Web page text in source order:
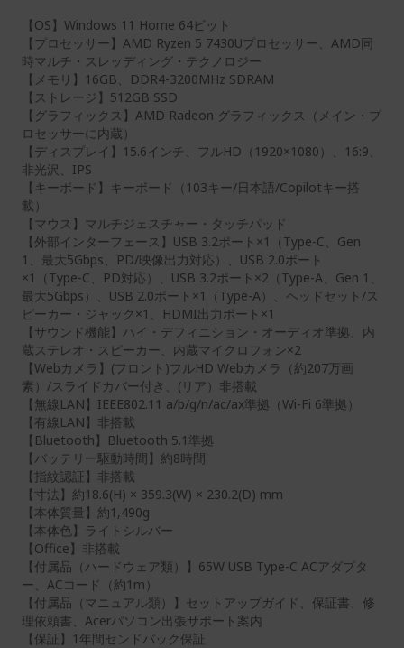
【OS】Windows 11 Home 64ビット
【プロセッサー】AMD Ryzen 5 7430Uプロセッサー、AMD同
時マルチ・スレッディング・テクノロジー
【メモリ】16GB、DDR4-3200MHz SDRAM
【ストレージ】512GB SSD
【グラフィックス】AMD Radeon グラフィックス（メイン・プ
ロセッサーに内蔵）
【ディスプレイ】15.6インチ、フルHD（1920×1080）、16:9、
非光沢、IPS
【キーボード】キーボード（103キー/日本語/Copilotキー搭
載）
【マウス】マルチジェスチャー・タッチパッド
【外部インターフェース】USB 3.2ポート×1（Type-C、Gen
1、最大5Gbps、PD/映像出力対応）、USB 2.0ポート
×1（Type-C、PD対応）、USB 3.2ポート×2（Type-A、Gen 1、
最大5Gbps）、USB 2.0ポート×1（Type-A）、ヘッドセット/ス
ピーカー・ジャック×1、HDMI出力ポート×1
【サウンド機能】ハイ・デフィニション・オーディオ準拠、内
蔵ステレオ・スピーカー、内蔵マイクロフォン×2
【Webカメラ】(フロント)フルHD Webカメラ（約207万画
素）/スライドカバー付き、(リア）非搭載
【無線LAN】IEEE802.11 a/b/g/n/ac/ax準拠（Wi-Fi 6準拠）
【有線LAN】非搭載
【Bluetooth】Bluetooth 5.1準拠
【バッテリー駆動時間】約8時間
【指紋認証】非搭載
【寸法】約18.6(H) × 359.3(W) × 230.2(D) mm
【本体質量】約1,490g
【本体色】ライトシルバー
【Office】非搭載
【付属品（ハードウェア類）】65W USB Type-C ACアダプタ
ー、ACコード（約1m）
【付属品（マニュアル類）】セットアップガイド、保証書、修
理依頼書、Acerパソコン出張サポート案内
【保証】1年間センドバック保証